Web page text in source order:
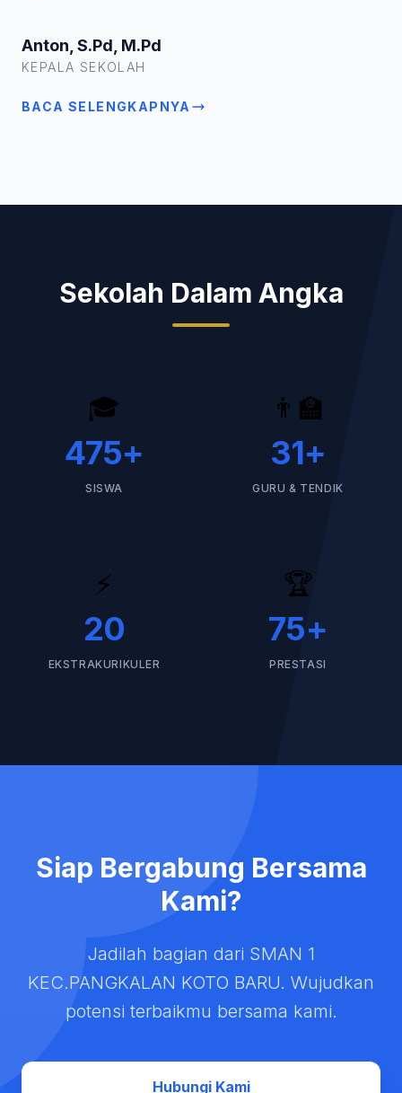
Anton, S.Pd, M.Pd
KEPALA SEKOLAH
BACA SELENGKAPNYA
Sekolah Dalam Angka
🎓
475+
SISWA
👨‍🏫
31+
GURU & TENDIK
⚡
20
EKSTRAKURIKULER
🏆
75+
PRESTASI
Siap Bergabung Bersama
Kami?
Jadilah bagian dari SMAN 1
KEC.PANGKALAN KOTO BARU. Wujudkan
potensi terbaikmu bersama kami.
Hubungi Kami